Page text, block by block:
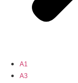
A1
A3